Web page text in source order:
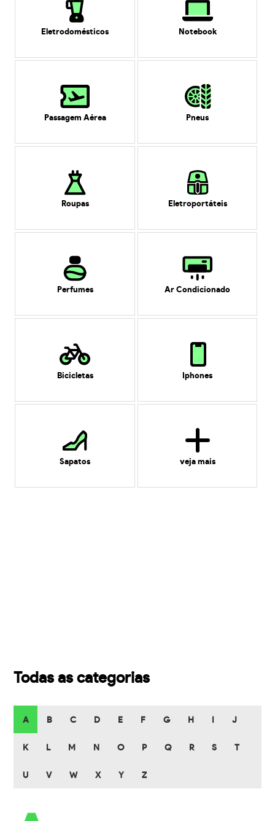
Eletrodomésticos Notebook
Passagem Aérea Pneus
Roupas Eletroportáteis
Perfumes Ar Condicionado
Bicicletas Iphones
Sapatos veja mais
Todas as categorias
A B C D E F G H J
K L M N O P Q R S T
U V W X Y Z